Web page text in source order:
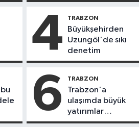
4 TRABZON
Büyükşehirden
Uzungöl'de sıkı
denetim
6 TRABZON
Trabzon'a
ulaşımda büyük
yatırımlar
yapılıyor